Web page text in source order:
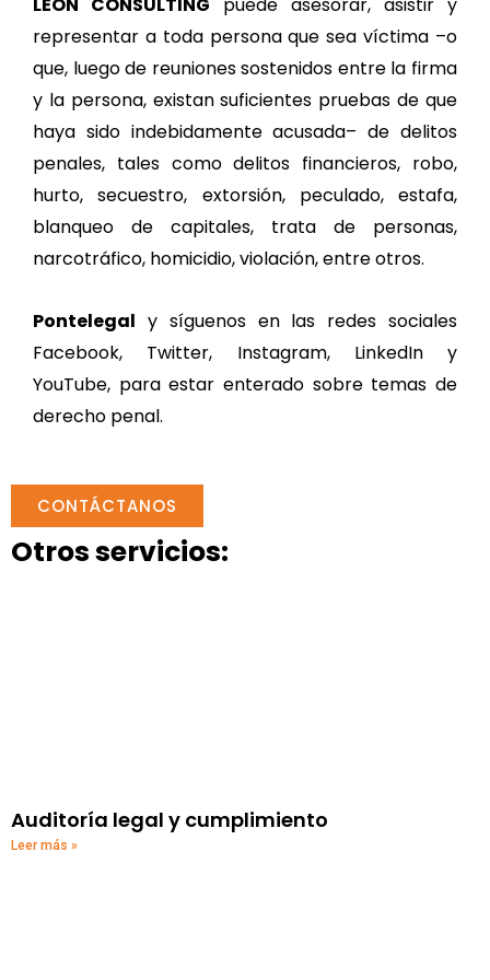
representar a toda persona que sea víctima –o
que, luego de reuniones sostenidos entre la firma
y la persona, existan suficientes pruebas de que
haya sido indebidamente acusada– de delitos
penales, tales como delitos financieros, robo,
hurto, secuestro, extorsión, peculado, estafa,
blanqueo de capitales, trata de personas,
narcotráfico, homicidio, violación, entre otros.
Pontelegal y síguenos en las redes sociales
Facebook, Twitter, Instagram, LinkedIn y
YouTube, para estar enterado sobre temas de
derecho penal.
CONTÁCTANOS
Otros servicios:
Auditoría legal y cumplimiento
Leer más »